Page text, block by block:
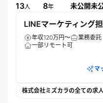
す支援を行い、主体性ある
13人 8年
未公開未
LINEマーケティング
年収120万円～
業務委託
一部リモート可
マ
株式会社ミズカラの全ての求